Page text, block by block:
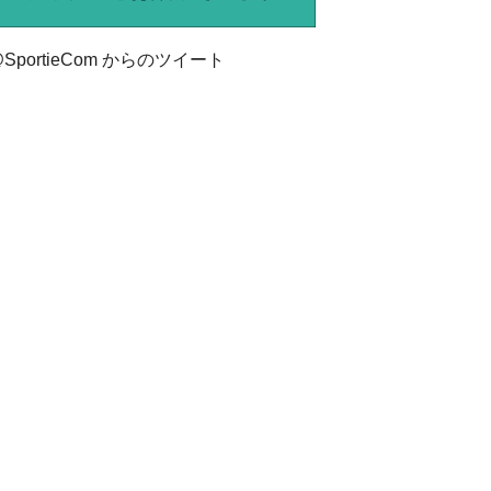
からのツイート